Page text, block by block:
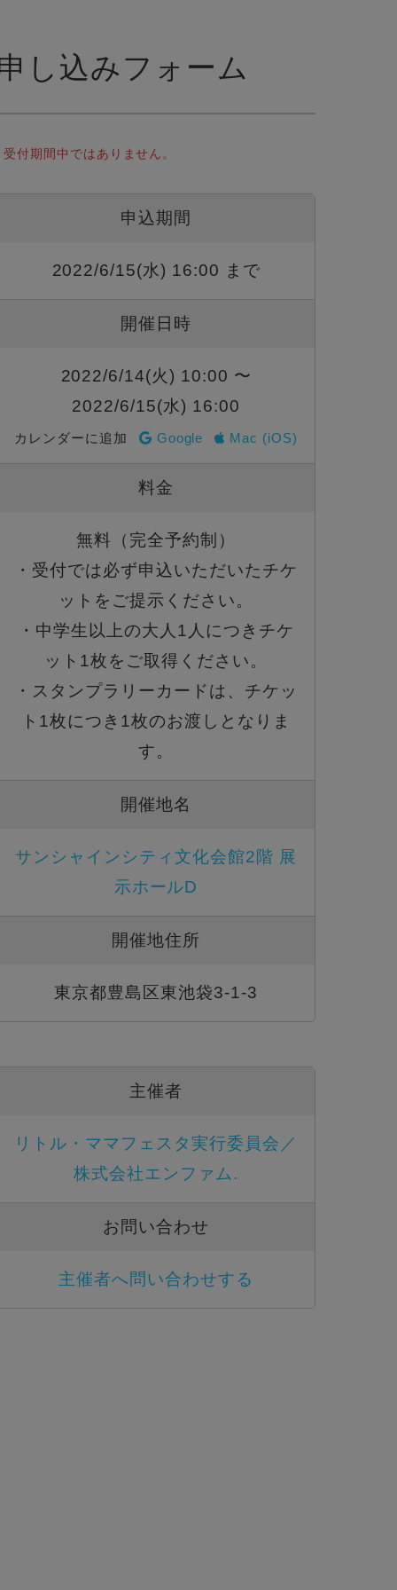
し込みフォーム
受付期間中ではありません。
申込期間
2022/6/15(水) 16:00 まで
開催日時
2022/6/14(火) 10:00 〜
2022/6/15(水) 16:00
カレンダーに追加 Google Mac (iOS)
料金
無料（完全予約制）
・受付では必ず申込いただいたチケ
ットをご提示ください。
・中学生以上の大人1人につきチケ
ット1枚をご取得ください。
・スタンプラリーカードは、チケッ
ト1枚につき1枚のお渡しとなりま
す。
開催地名
サンシャインシティ文化会館2階 展
示ホールD
開催地住所
東京都豊島区東池袋3-1-3
主催者
リトル・ママフェスタ実行委員会／
株式会社エンファム.
お問い合わせ
主催者へ問い合わせする